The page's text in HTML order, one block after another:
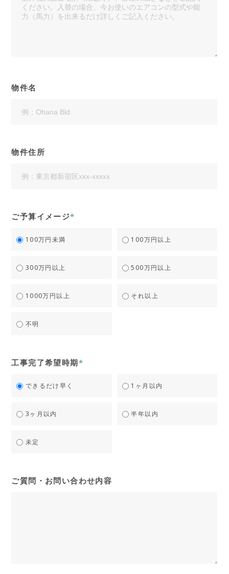
物件名
物件住所
ご予算イメージ*
100万円未満 100万円以上
300万円以上 500万円以上
1000万円以上 それ以上
不明
工事完了希望時期*
できるだけ早く 1ヶ月以内
3ヶ月以内 半年以内
未定
ご質問・お問い合わせ内容